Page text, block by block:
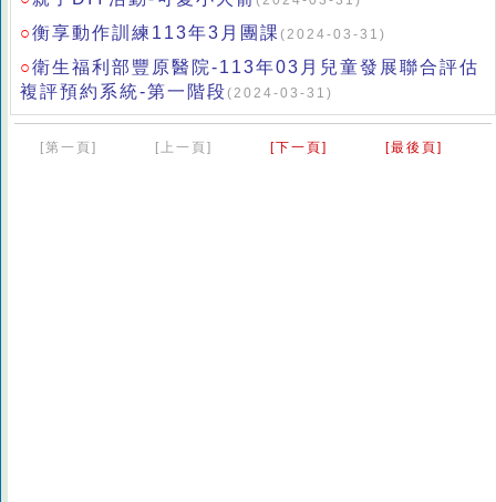
○衡享動作訓練113年3月團課 (2024-03-31)
○衛生福利部豐原醫院-113年03月兒童發展聯合評估
複評預約系統-第一階段(2024-03-31)
[第一頁] [上一頁] [下一頁] [最後頁]